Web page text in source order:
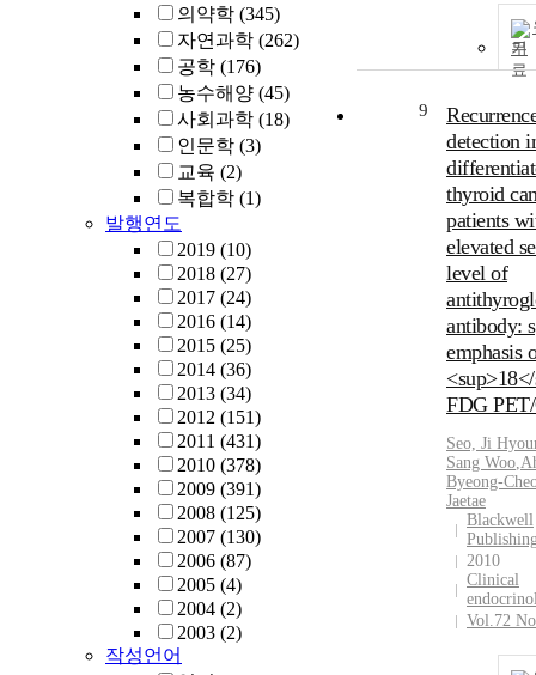
의약학 (345)
자연과학 (262)
공학 (176)
농수해양 (45)
사회과학 (18)
인문학 (3)
교육 (2)
복합학 (1)
발행연도
2019 (10)
2018 (27)
2017 (24)
2016 (14)
2015 (25)
2014 (36)
2013 (34)
2012 (151)
2011 (431)
2010 (378)
2009 (391)
2008 (125)
2007 (130)
2006 (87)
2005 (4)
2004 (2)
2003 (2)
작성언어
기
9
detection
thyroid
patients
elevated
level of
antibody:
emphasis
FDG
Seo, Ji
Sang Woo,
Byeong-
Jaetae
Blackwell
2010
Clinical
Vol.72